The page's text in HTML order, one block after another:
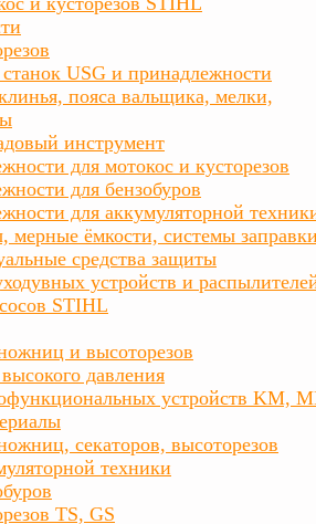
USG и принадлежности
пояса вальщика, мелки,
инструмент
для мотокос и кусторезов
для бензобуров
для аккумуляторной
мерные ёмкости, системы
средства защиты
устройств и
STIHL
и высоторезов
давления
устройств KM,
секаторов, высоторезов
техники
TS, GS